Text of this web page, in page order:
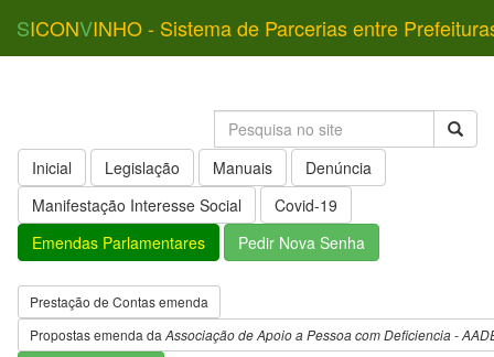
SICONVINHO - Sistema de Parcerias entre
Inicial Legislação Manuais
Denúncia
Manifestação Interesse Social
Covid-19
Emendas Parlamentares
Pedir Nova Senha
Prestação de Contas emenda
Propostas emenda da Associação de Apoio a Pessoa com Deficiencia -